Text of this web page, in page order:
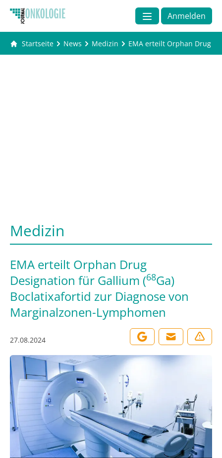
Anmelden
Startseite News Medizin EMA erteilt Orphan Drug
Medizin
EMA erteilt Orphan Drug
Designation für Gallium (68Ga)
Boclatixafortid zur Diagnose von
Marginalzonen-Lymphomen
27.08.2024